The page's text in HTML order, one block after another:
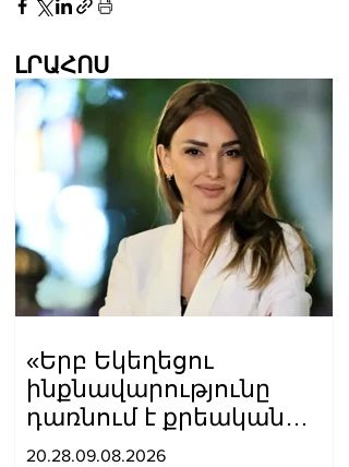
ԼՐԱՀՈՍ
«Երբ Եկեղեցու
ինքնավարությունը
դառնում է քրեական
գործ»․ Լիլիա Շուշանյան
20.28.09.08.2026